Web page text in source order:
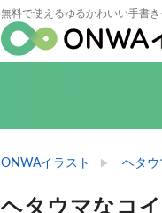
無料で使えるゆるかわいい手書
ONWAイラスト ヘタウ
ヘタウマなコ